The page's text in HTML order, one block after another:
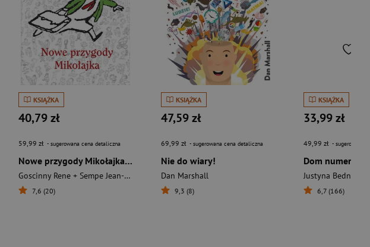
Fredrik Edén
KSIĄŻKA
40,79 zł
59,99 zł - sugerowana cena detaliczna
Nowe przygody Mikołajka [2024]
Goscinny Rene + Sempe Jean-Jacques
7,6 (20)
KSIĄŻKA
47,59 zł
69,99 zł - sugerowana cena detaliczna
Nie do wiary!
Dan Marshall
9,3 (8)
KSIĄŻKA
33,99 zł
49,99 zł - sugerowana
Dom numer pięć
Justyna Bednarek
6,7 (166)